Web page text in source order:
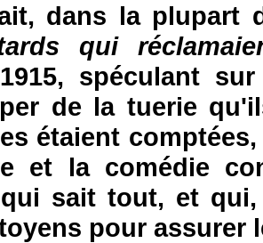
dans la plupart
qui
1915, spéculant
de la tuerie
étaient
et la comédie
sait tout, et
pour assurer